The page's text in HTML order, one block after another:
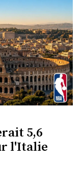
5,6
l'Italie